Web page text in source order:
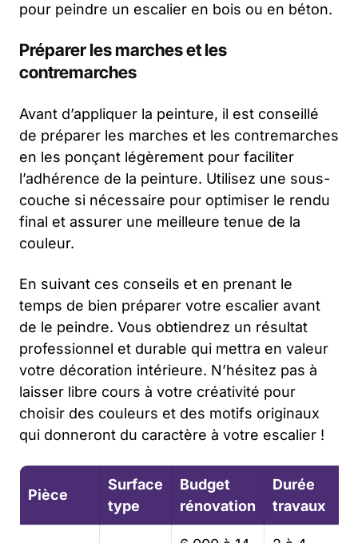
pour peindre un escalier en bois ou en béton.
Préparer les marches et les
contremarches
Avant d’appliquer la peinture, il est conseillé
de préparer les marches et les contremarches
en les ponçant légèrement pour faciliter
l’adhérence de la peinture. Utilisez une sous-
couche si nécessaire pour optimiser le rendu
final et assurer une meilleure tenue de la
couleur.
En suivant ces conseils et en prenant le
temps de bien préparer votre escalier avant
de le peindre. Vous obtiendrez un résultat
professionnel et durable qui mettra en valeur
votre décoration intérieure. N’hésitez pas à
laisser libre cours à votre créativité pour
choisir des couleurs et des motifs originaux
qui donneront du caractère à votre escalier !
Pièce
Surface
type
Budget
rénovation
Durée
travaux